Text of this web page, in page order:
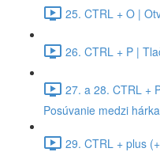
25. CTRL + O |
26. CTRL + P |
27. a 28. CTRL +
Posúvanie medzi
29. CTRL + plus